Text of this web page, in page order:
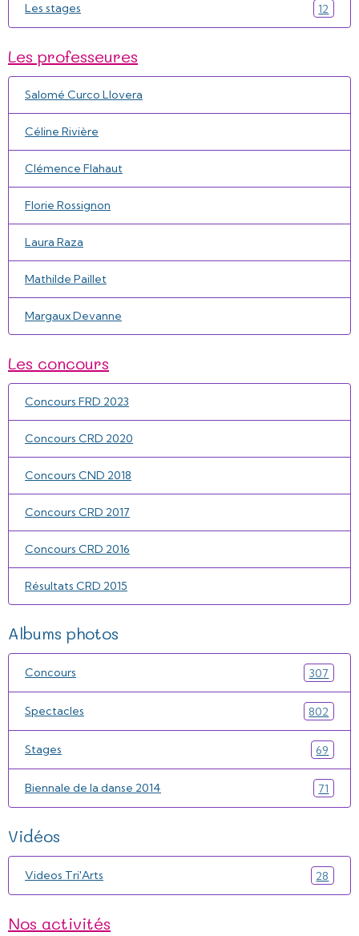
Les stages 12
Les professeures
Salomé Curco Llovera
Céline Rivière
Clémence Flahaut
Florie Rossignon
Laura Raza
Mathilde Paillet
Margaux Devanne
Les concours
Concours FRD 2023
Concours CRD 2020
Concours CND 2018
Concours CRD 2017
Concours CRD 2016
Résultats CRD 2015
Albums photos
Concours 307
Spectacles 802
Stages 69
Biennale de la danse 2014 71
Vidéos
Videos Tri'Arts 28
Nos activités